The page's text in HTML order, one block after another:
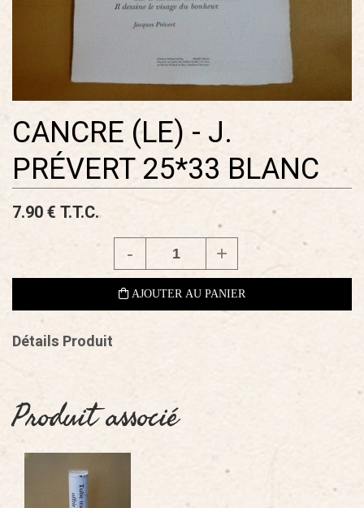
CANCRE (LE) - J.
PRÉVERT 25*33 BLANC
7.90€ T.T.C.
Détails Produit
Produit associé